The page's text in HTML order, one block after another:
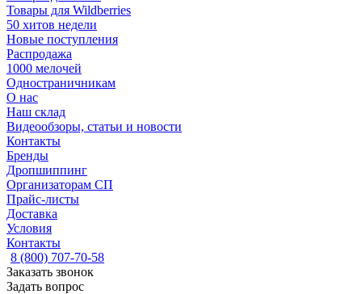
Товары для Wildberries
50 хитов недели
Новые поступления
Распродажа
1000 мелочей
Одностраничникам
О нас
Наш склад
Видеообзоры, статьи и новости
Контакты
Бренды
Дропшиппинг
Организаторам СП
Прайс-листы
Доставка
Условия
Контакты
8 (800) 707-70-58
Заказать звонок
Задать вопрос